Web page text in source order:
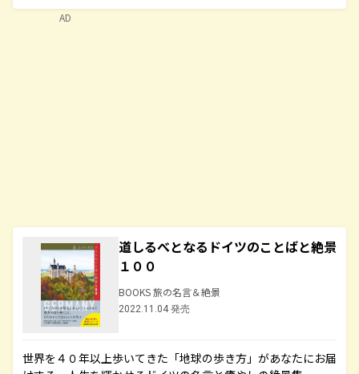
道しるべとなるドイツのことばと絶景
１００
BOOKS 旅の名言＆絶景
2022.11.04 発売
世界を４０年以上歩いてきた「地球の歩き方」があなたにお届
AD